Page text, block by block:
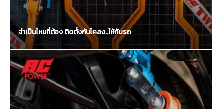
จำเป็นไหมที่ต้อง ติดตั้งกันโคลง..ให้กับรถ